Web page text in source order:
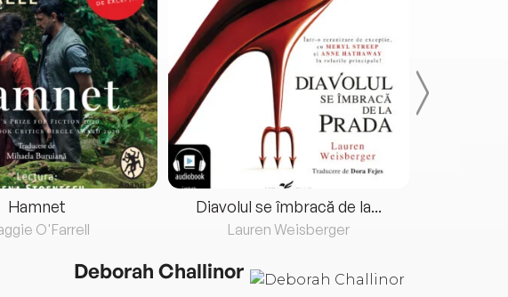
Hamnet
O'Farrell
Diavolul se îmbracă de la...
Lauren Weisberger
Deborah Challinor